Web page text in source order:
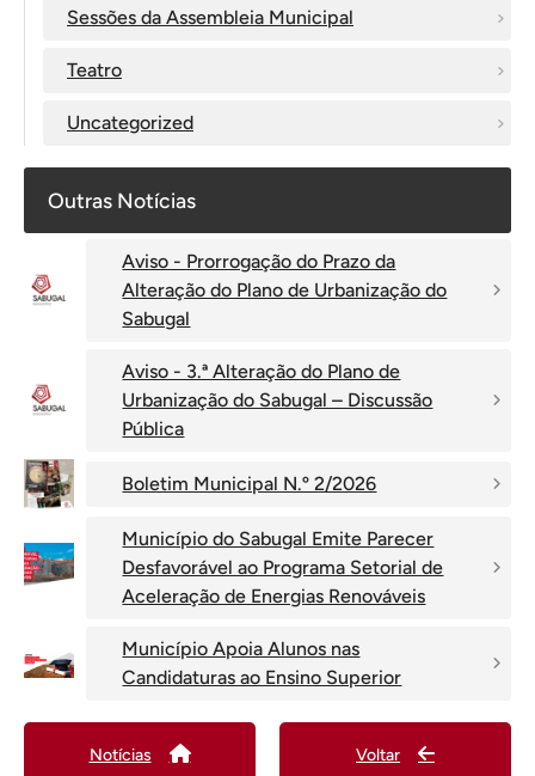
Sessões da Assembleia Municipal
Teatro
Uncategorized
Outras Notícias
Aviso - Prorrogação do Prazo da
Alteração do Plano de Urbanização do
Sabugal
Aviso - 3.ª Alteração do Plano de
Urbanização do Sabugal – Discussão
Pública
Boletim Municipal N.º 2/2026
Município do Sabugal Emite Parecer
Desfavorável ao Programa Setorial de
Aceleração de Energias Renováveis
Município Apoia Alunos nas
Candidaturas ao Ensino Superior
Notícias Voltar